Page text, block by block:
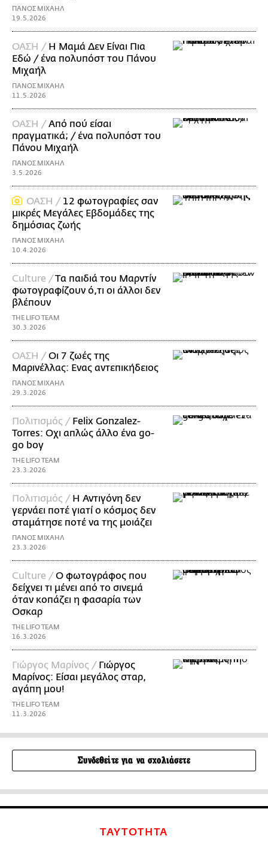
ΠΑΝΟΣ ΜΙΧΑΗΛ
19.5.2026
ΟΑΣΗ / Η Mαμά Δεν Είναι Πια
Εδώ / ένα πολυπόστ του Πάνου
Μιχαήλ
ΠΑΝΟΣ ΜΙΧΑΗΛ
11.5.2026
ΟΑΣΗ /Από πού είσαι
πραγματικά; / ένα πολυπόστ του
Πάνου Μιχαήλ
ΠΑΝΟΣ ΜΙΧΑΗΛ
3.5.2026
ΟΑΣΗ / 12 φωτογραφίες σαν
μικρές Μεγάλες Εβδομάδες της
δημόσιας ζωής
ΠΑΝΟΣ ΜΙΧΑΗΛ
10.4.2026
Culture /Tα παιδιά του Μαρντίν
φωτογραφίζουν ό,τι οι άλλοι δεν
βλέπουν
THE LIFO TEAM
30.3.2026
ΟΑΣΗ /Οι 7 ζωές της
Μαρινέλλας: Ενας αντεπικήδειος
ΠΑΝΟΣ ΜΙΧΑΗΛ
29.3.2026
Πολιτισμός / Felix Gonzalez-
Torres: Οχι απλώς άλλο ένα go-
go boy
THE LIFO TEAM
23.3.2026
Πολιτισμός / Η Αντιγόνη δεν
γερνάει ποτέ γιατί ο κόσμος δεν
σταμάτησε ποτέ να της μοιάζει
ΠΑΝΟΣ ΜΙΧΑΗΛ
23.3.2026
Culture /Ο φωτογράφος που
δείχνει τι μένει από το σινεμά
όταν κοπάζει η φασαρία των
Οσκαρ
THE LIFO TEAM
16.3.2026
Γιώργος Μαρίνος / Γιώργος
Μαρίνος: Είσαι μεγάλος σταρ,
αγάπη μου!
THE LIFO TEAM
11.3.2026
Συνδεθείτε για να σχολιάσετε
ΤΑΥΤΟΤΗΤΑ